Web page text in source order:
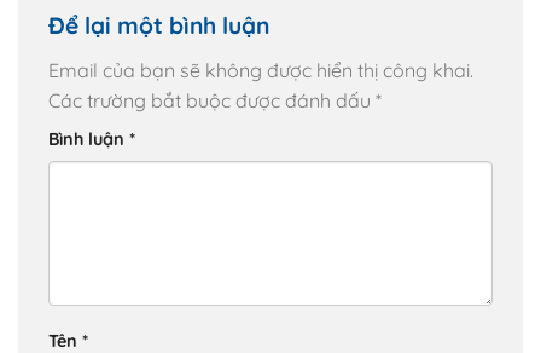
Để lại một bình luận
Email của bạn sẽ không được hiển thị công khai.
Các trường bắt buộc được đánh dấu *
Bình luận *
Tên *